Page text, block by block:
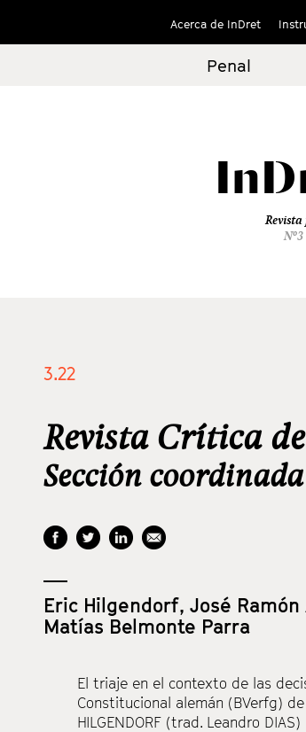
Acerca de InDret
Penal
3.22
Revista Crítica
Sección
Eric Hilgendorf, José
Matías Belmonte Parra
El triaje en el contexto de las
Constitucional alemán (BVerfg)
HILGENDORF (trad. Leandro DIAS)